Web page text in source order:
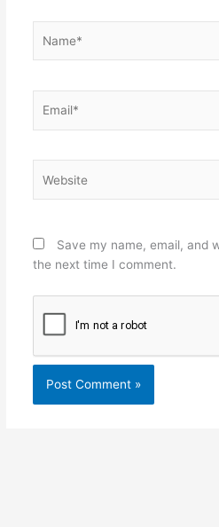
Save my name, email, and
the next time I comment.